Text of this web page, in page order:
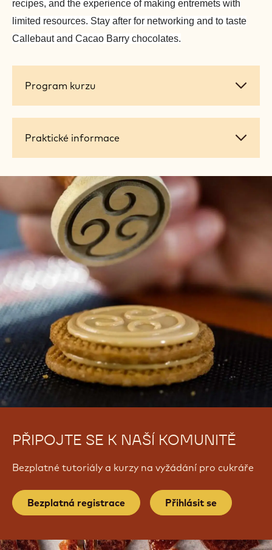
recipes, and the experience of making entremets with
limited resources. Stay after for networking and to taste
Callebaut and Cacao Barry chocolates.
Program
Program kurzu
Praktické
Praktické informace
PŘIPOJTE SE K NAŠÍ KOMUNITĚ
Bezplatné tutoriály a kurzy na vyžádání pro cukráře
Bezplatná registrace Přihlásit se